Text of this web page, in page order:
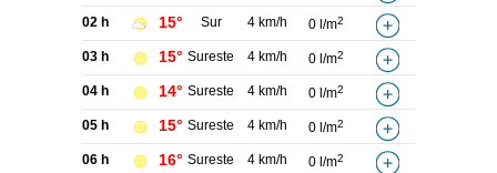
02 h 15° Sur 4 km/h 0 l/m2
03 h 15° Sureste 4 km/h 0 l/m2
04 h 14° Sureste 4 km/h 0 l/m2
05 h 15° Sureste 4 km/h 0 l/m2
06 h 16° Sureste 4 km/h 0 l/m2